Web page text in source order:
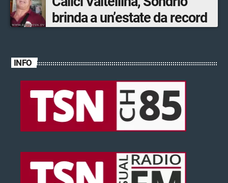
brinda a un’estate da record
INFO